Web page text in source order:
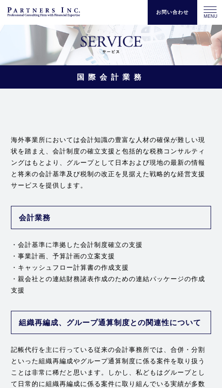
お問い合わせ
国際会計業務
海外事業所においては会計知識の豊富な人材の確保が難しい現
状を踏まえ、会計制度の確立支援と包括的な税務コンサルティ
ングはもとより、グループとして日本および現地の最新の情報
と将来の会計基準及び税制の改正を見据えた戦略的な経営支援
サービスを提供します。
会計業務
・会計基準に準拠した会計制度確立の支援
・事業計画、予算計画の立案支援
・キャッシュフロー計算書の作成支援
・親会社との連結財務諸表作成のための連結パッケージの作成
支援
組織再編成、グループ通算制度との関連性について
記帳代行を主に行っている従来の会計事務所では、合併・分割
といった組織再編成やグループ通算制度に係る案件を取り扱う
ことは非常に稀だと思います。しかし、私どもはグループとし
て日常的に組織再編成に係る案件に取り組んでいる実績が多数
MENU